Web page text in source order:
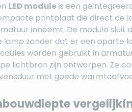
LED moduleis een
printplaat die direct de
inneemt. De module sluit
lamp zonder dat er een aparte
worden gebruikt in
lichtbron zijn ontworpen. Ze
met goede